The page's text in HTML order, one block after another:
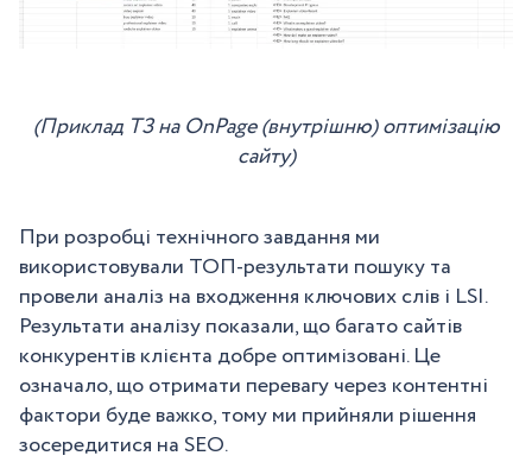
(Приклад ТЗ на OnPage (внутрішню) оптимізацію
сайту)
При розробці технічного завдання ми
використовували ТОП-результати пошуку та
провели аналіз на входження ключових слів і LSI.
Результати аналізу показали, що багато сайтів
конкурентів клієнта добре оптимізовані. Це
означало, що отримати перевагу через контентні
фактори буде важко, тому ми прийняли рішення
зосередитися на SEO.